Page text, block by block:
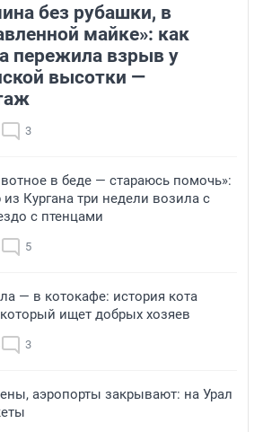
без рубашки, в
майке»: как
пережила взрыв у
высотки —
3
в беде — стараюсь помочь»:
из Кургана три недели возила с
с птенцами
5
— в котокафе: история кота
ищет добрых хозяев
3
аэропорты закрывают: на Урал